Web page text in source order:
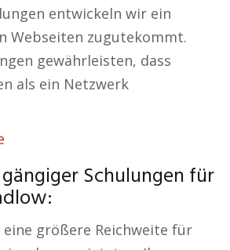
entwickeln wir ein
Webseiten zugutekommt.
gewährleisten, dass
als ein Netzwerk
Schulungen für
eine größere Reichweite für